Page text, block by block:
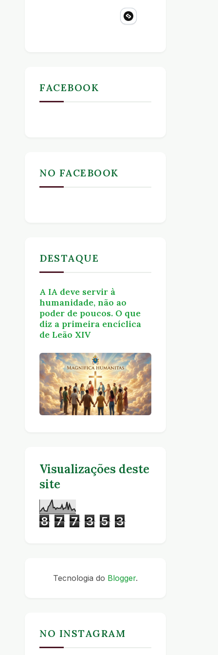
FACEBOOK
NO FACEBOOK
DESTAQUE
A IA deve servir à
humanidade, não ao
poder de poucos. O que
diz a primeira encíclica
de Leão XIV
Visualizações deste
site
8 7 7 3 5 3
Tecnologia do Blogger.
NO INSTAGRAM